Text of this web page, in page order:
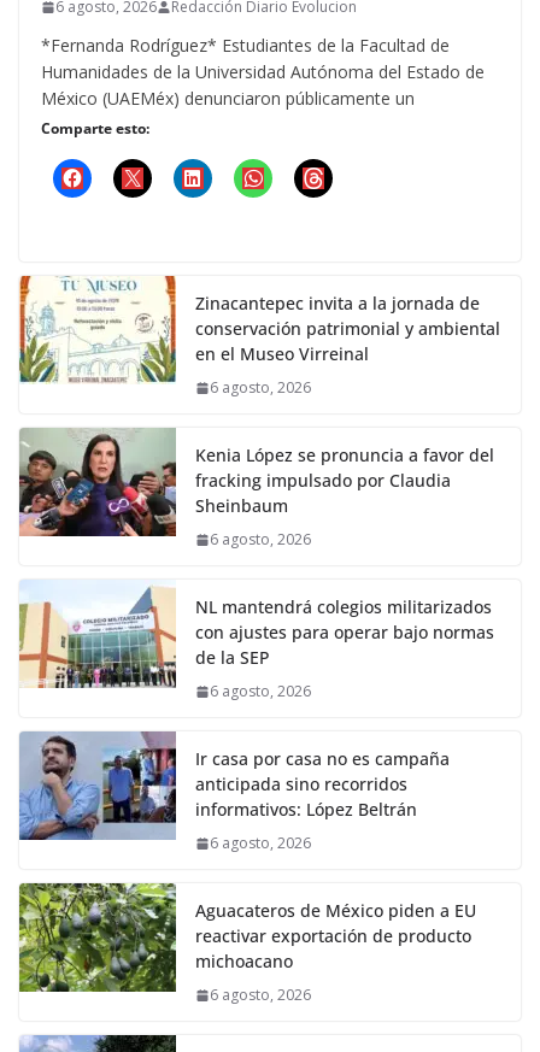
6 agosto, 2026 Redacción Diario Evolucion
*Fernanda Rodríguez* Estudiantes de la Facultad de
Humanidades de la Universidad Autónoma del Estado de
México (UAEMéx) denunciaron públicamente un
Comparte esto:
Zinacantepec invita a la jornada de
conservación patrimonial y ambiental
en el Museo Virreinal
6 agosto, 2026
Kenia López se pronuncia a favor del
fracking impulsado por Claudia
Sheinbaum
6 agosto, 2026
NL mantendrá colegios militarizados
con ajustes para operar bajo normas
de la SEP
6 agosto, 2026
Ir casa por casa no es campaña
anticipada sino recorridos
informativos: López Beltrán
6 agosto, 2026
Aguacateros de México piden a EU
reactivar exportación de producto
michoacano
6 agosto, 2026